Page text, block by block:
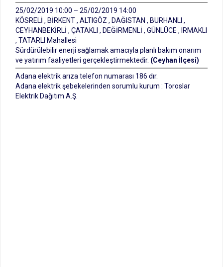
25/02/2019 10:00 – 25/02/2019 14:00
KÖSRELİ , BİRKENT , ALTIGÖZ , DAĞISTAN , BURHANLI ,
CEYHANBEKİRLİ , ÇATAKLI , DEĞİRMENLİ , GÜNLÜCE , IRMAKLI
, TATARLI Mahallesi
Sürdürülebilir enerji sağlamak amacıyla planlı bakım onarım
ve yatırım faaliyetleri gerçekleştirmektedir. (Ceyhan İlçesi)
Adana elektrik arıza telefon numarası 186 dır.
Adana elektrik şebekelerinden sorumlu kurum : Toroslar
Elektrik Dağıtım A.Ş.